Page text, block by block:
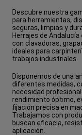
Descubre nuestra
para herramientas,
seguras, limpias y
Herrajes de
con clavadoras,
ideales para
trabajos industriales.
Disponemos de una
diferentes medidas,
necesidad
rendimiento óptimo,
fijación precisa en
Trabajamos con
buscan eficacia,
aplicación.